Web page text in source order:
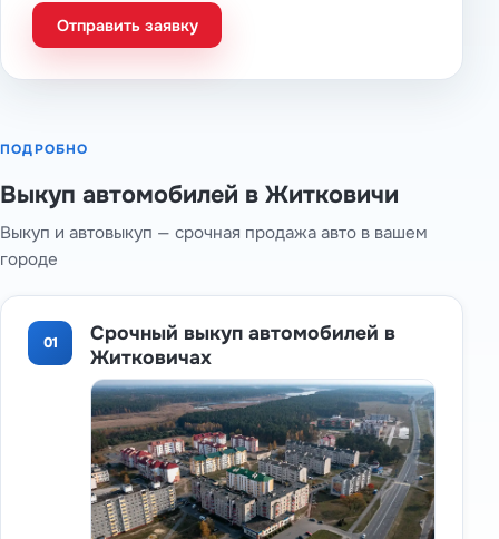
Отправить заявку
ПОДРОБНО
Выкуп автомобилей в Житковичи
Выкуп и автовыкуп — срочная продажа авто в вашем
городе
01
Срочный выкуп автомобилей в
Житковичах